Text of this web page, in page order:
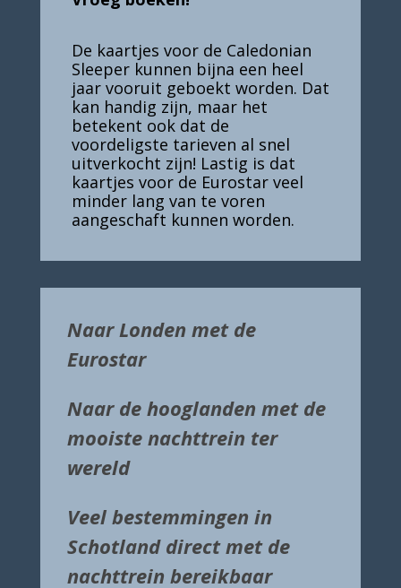
De kaartjes voor de Caledonian
Sleeper kunnen bijna een heel
jaar vooruit geboekt worden. Dat
kan handig zijn, maar het
betekent ook dat de
voordeligste tarieven al snel
uitverkocht zijn! Lastig is dat
kaartjes voor de Eurostar veel
minder lang van te voren
aangeschaft kunnen worden.
Naar Londen met de
Eurostar
Naar de hooglanden met de
mooiste nachttrein ter
wereld
Veel bestemmingen in
Schotland direct met de
nachttrein bereikbaar